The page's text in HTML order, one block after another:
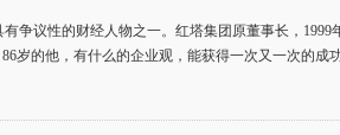
争议性的财经人物之一。红塔集团原董事长，
86岁的他，有什么的企业观，能获得一次又一次的成